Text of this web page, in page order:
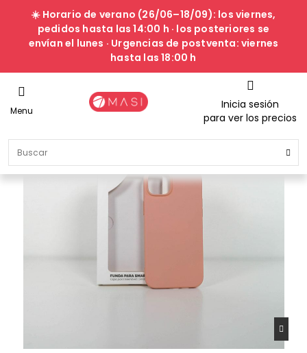
☀️ Horario de verano (26/06–18/09): los viernes,
pedidos hasta las 14:00 h · los posteriores se
envían el lunes · Urgencias de postventa: viernes
hasta las 18:00 h
Menu
Inicia sesión
para ver los precios